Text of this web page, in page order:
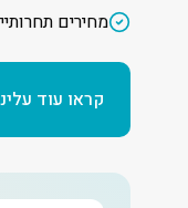
מחירים
קראו עוד